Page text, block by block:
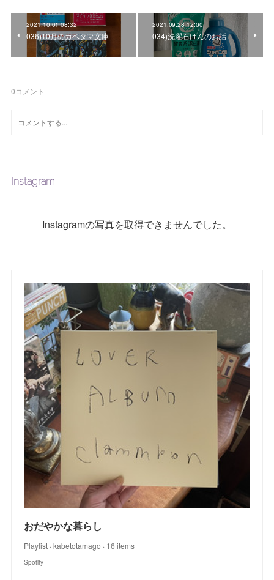
2021.10.01 08:32
036)10月のカベタマ文庫
2021.09.28 12:00
034)洗濯石けんのお話
0コメント
Instagram
Instagramの写真を取得できませんでした。
おだやかな暮らし
Playlist · kabetotamago · 16 items
Spotify